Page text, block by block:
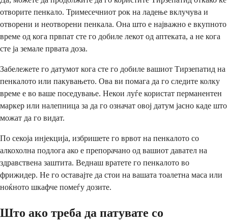
отворите пенкало. Тримесечниот рок на ладење вклучува и
отворени и неотворени пенкала. Она што е најважно е вкупното
време од кога првпат сте го добиле лекот од аптеката, а не кога
сте ја земале првата доза.
Забележете го датумот кога сте го добиле вашиот Тирзепатид на
пенкалото или пакувањето. Ова ви помага да го следите колку
време е во ваше поседување. Некои луѓе користат перманентен
маркер или налепница за да го означат овој датум јасно каде што
можат да го видат.
По секоја инјекција, избришете го врвот на пенкалото со
алкохолна подлога ако е препорачано од вашиот давател на
здравствена заштита. Веднаш вратете го пенкалото во
фрижидер. Не го оставајте да стои на вашата тоалетна маса или
ноќното шкафче помеѓу дозите.
Што ако треба да патувате со